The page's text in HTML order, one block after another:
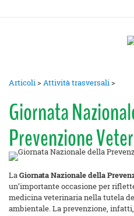
Articoli>Attività trasversali>
Giornata
Prevenzione
LaGiornata Nazionale della
un’importante occasione per
medicina veterinaria nella tutela
ambientale. La prevenzione,